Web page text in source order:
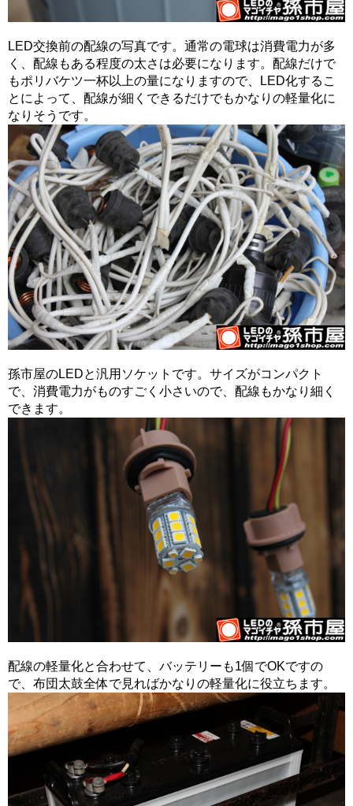
LED交換前の配線の写真です。通常の電球は消費電力が多
く、配線もある程度の太さは必要になります。配線だけで
もポリバケツ一杯以上の量になりますので、LED化するこ
とによって、配線が細くできるだけでもかなりの軽量化に
なりそうです。
孫市屋のLEDと汎用ソケットです。サイズがコンパクト
で、消費電力がものすごく小さいので、配線もかなり細く
できます。
配線の軽量化と合わせて、バッテリーも1個でOKですの
で、布団太鼓全体で見ればかなりの軽量化に役立ちます。